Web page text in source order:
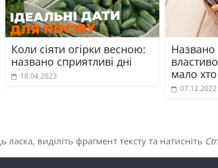
Коли сіяти огірки весною:
названо сприятливі дні
18.04.2023
Названо
мало
07.12.2022
виділіть фрагмент тексту та натисніть